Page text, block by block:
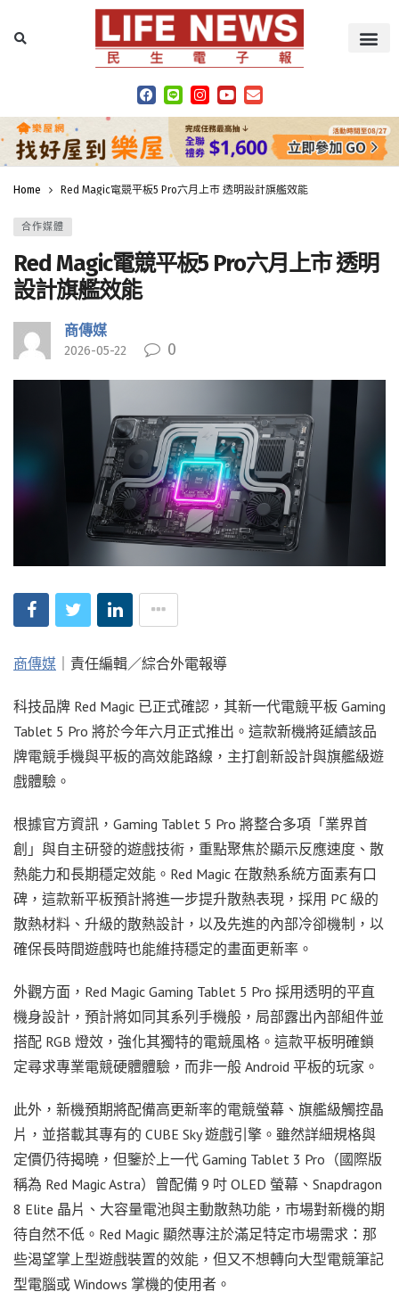
Home Red Magic電競平板5 Pro六月上市 透明設計旗艦效能
合作媒體
Red Magic電競平板5 Pro六月上市 透明
設計旗艦效能
商傳媒
2026-05-22 0
商傳媒 ｜責任編輯／綜合外電報導
科技品牌 Red Magic 已正式確認，其新一代電競平板 Gaming
Tablet 5 Pro 將於今年六月正式推出。這款新機將延續該品
牌電競手機與平板的高效能路線，主打創新設計與旗艦級遊
戲體驗。
根據官方資訊，Gaming Tablet 5 Pro 將整合多項「業界首
創」與自主研發的遊戲技術，重點聚焦於顯示反應速度、散
熱能力和長期穩定效能。Red Magic 在散熱系統方面素有口
碑，這款新平板預計將進一步提升散熱表現，採用 PC 級的
散熱材料、升級的散熱設計，以及先進的內部冷卻機制，以
確保長時間遊戲時也能維持穩定的畫面更新率。
外觀方面，Red Magic Gaming Tablet 5 Pro 採用透明的平直
機身設計，預計將如同其系列手機般，局部露出內部組件並
搭配 RGB 燈效，強化其獨特的電競風格。這款平板明確鎖
定尋求專業電競硬體體驗，而非一般 Android 平板的玩家。
此外，新機預期將配備高更新率的電競螢幕、旗艦級觸控晶
片，並搭載其專有的 CUBE Sky 遊戲引擎。雖然詳細規格與
定價仍待揭曉，但鑒於上一代 Gaming Tablet 3 Pro（國際版
稱為 Red Magic Astra）曾配備 9 吋 OLED 螢幕、Snapdragon
8 Elite 晶片、大容量電池與主動散熱功能，市場對新機的期
待自然不低。Red Magic 顯然專注於滿足特定市場需求：那
些渴望掌上型遊戲裝置的效能，但又不想轉向大型電競筆記
型電腦或 Windows 掌機的使用者。